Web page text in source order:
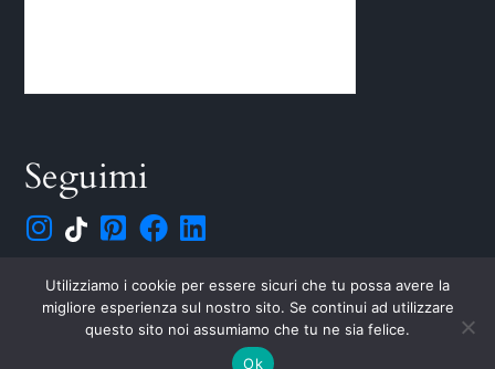
Seguimi
Jessica Cani – Visione Aromatica
Jessica Cani | © 2019-2025
Utilizziamo i cookie per essere sicuri che tu possa avere la
migliore esperienza sul nostro sito. Se continui ad utilizzare
questo sito noi assumiamo che tu ne sia felice.
Ok